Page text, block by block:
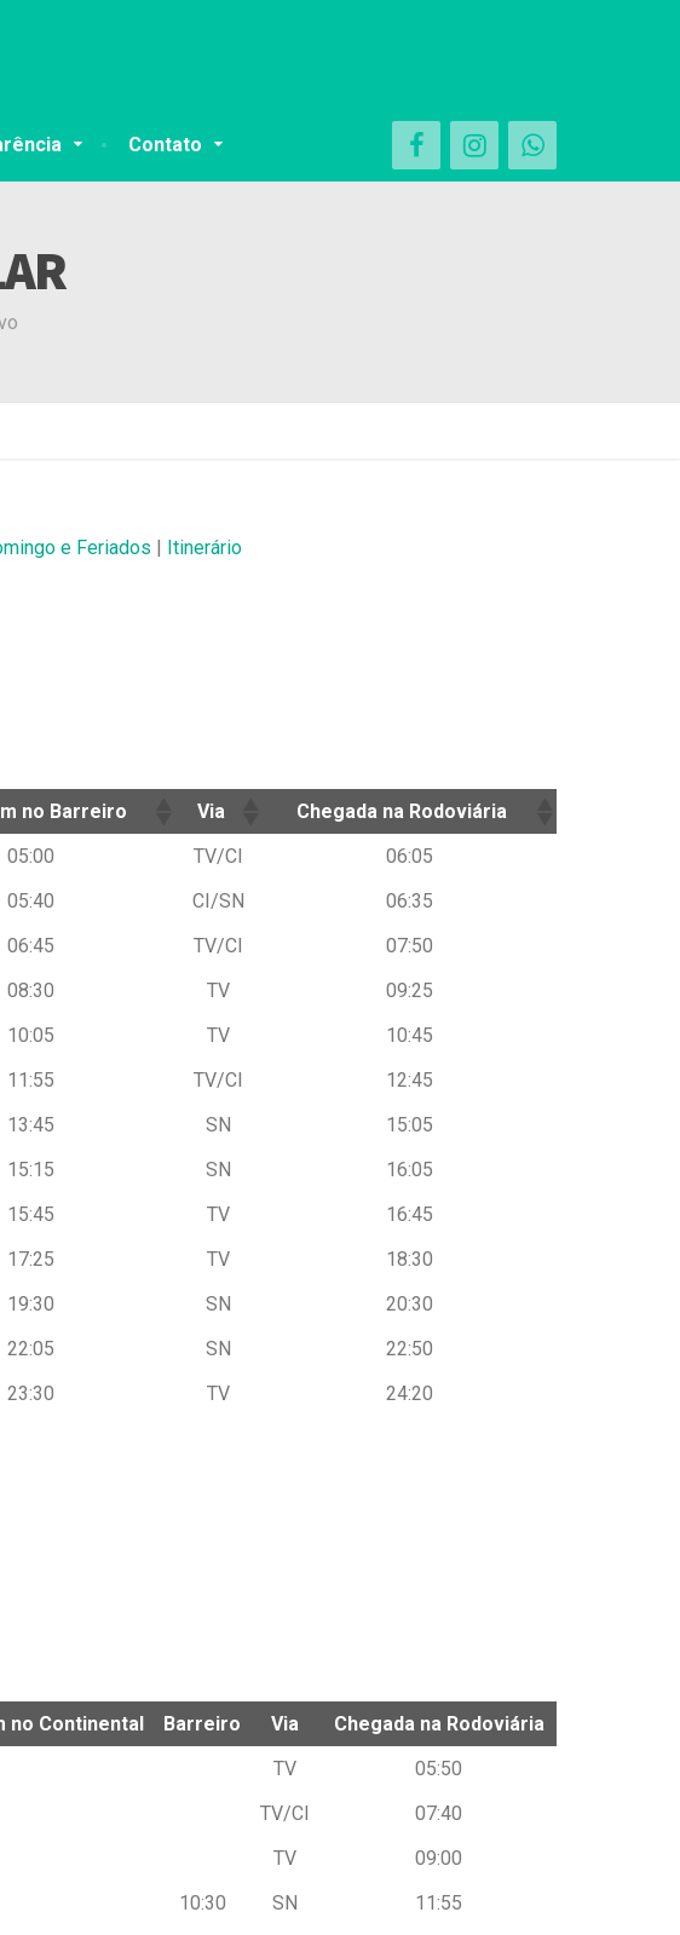
Contato
e Feriados | Itinerário
no Barreiro Via
Chegada na Rodoviária
no Barreiro Via Chegada na Rodoviária
05:00 TV/CI
06:05
05:40
CI/SN
06:35
06:45 TV/CI
07:50
08:30 TV
09:25
10:05 TV
10:45
11:55 TV/CI
12:45
13:45 SN
15:05
15:15 SN
16:05
15:45 TV
16:45
17:25 TV
18:30
19:30 SN
20:30
22:05 SN
22:50
23:30 TV 24:20
no Continental Barreiro Via
Chegada na Rodoviária
Via Chegada na Rodoviária
TV
05:50
TV/CI
07:40
TV
09:00
10:30 SN
11:55